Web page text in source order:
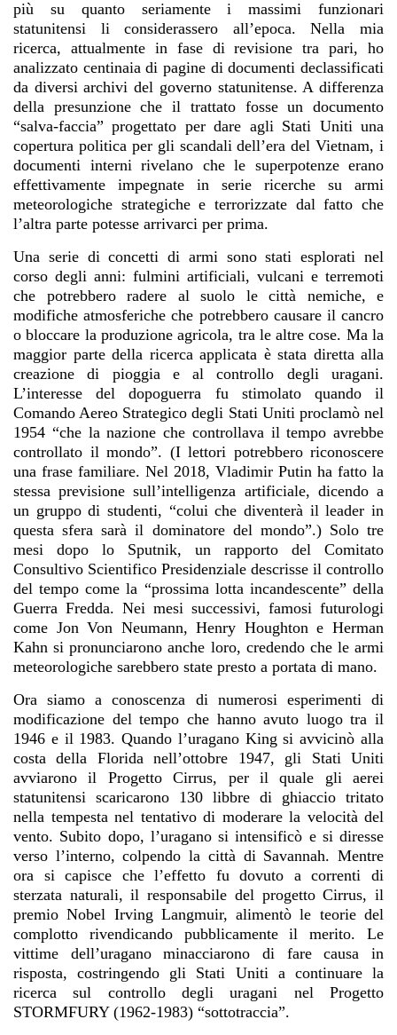
più su quanto seriamente i massimi funzionari
statunitensi li considerassero all’epoca. Nella mia
ricerca, attualmente in fase di revisione tra pari, ho
analizzato centinaia di pagine di documenti declassificati
da diversi archivi del governo statunitense. A differenza
della presunzione che il trattato fosse un documento
“salva-faccia” progettato per dare agli Stati Uniti una
copertura politica per gli scandali dell’era del Vietnam, i
documenti interni rivelano che le superpotenze erano
effettivamente impegnate in serie ricerche su armi
meteorologiche strategiche e terrorizzate dal fatto che
l’altra parte potesse arrivarci per prima.
Una serie di concetti di armi sono stati esplorati nel
corso degli anni: fulmini artificiali, vulcani e terremoti
che potrebbero radere al suolo le città nemiche, e
modifiche atmosferiche che potrebbero causare il cancro
o bloccare la produzione agricola, tra le altre cose. Ma la
maggior parte della ricerca applicata è stata diretta alla
creazione di pioggia e al controllo degli uragani.
L’interesse del dopoguerra fu stimolato quando il
Comando Aereo Strategico degli Stati Uniti proclamò nel
1954 “che la nazione che controllava il tempo avrebbe
controllato il mondo”. (I lettori potrebbero riconoscere
una frase familiare. Nel 2018, Vladimir Putin ha fatto la
stessa previsione sull’intelligenza artificiale, dicendo a
un gruppo di studenti, “colui che diventerà il leader in
questa sfera sarà il dominatore del mondo”.) Solo tre
mesi dopo lo Sputnik, un rapporto del Comitato
Consultivo Scientifico Presidenziale descrisse il controllo
del tempo come la “prossima lotta incandescente” della
Guerra Fredda. Nei mesi successivi, famosi futurologi
come Jon Von Neumann, Henry Houghton e Herman
Kahn si pronunciarono anche loro, credendo che le armi
meteorologiche sarebbero state presto a portata di mano.
Ora siamo a conoscenza di numerosi esperimenti di
modificazione del tempo che hanno avuto luogo tra il
1946 e il 1983. Quando l’uragano King si avvicinò alla
costa della Florida nell’ottobre 1947, gli Stati Uniti
avviarono il Progetto Cirrus, per il quale gli aerei
statunitensi scaricarono 130 libbre di ghiaccio tritato
nella tempesta nel tentativo di moderare la velocità del
vento. Subito dopo, l’uragano si intensificò e si diresse
verso l’interno, colpendo la città di Savannah. Mentre
ora si capisce che l’effetto fu dovuto a correnti di
sterzata naturali, il responsabile del progetto Cirrus, il
premio Nobel Irving Langmuir, alimentò le teorie del
complotto rivendicando pubblicamente il merito. Le
vittime dell’uragano minacciarono di fare causa in
risposta, costringendo gli Stati Uniti a continuare la
ricerca sul controllo degli uragani nel Progetto
STORMFURY (1962-1983) “sottotraccia”.